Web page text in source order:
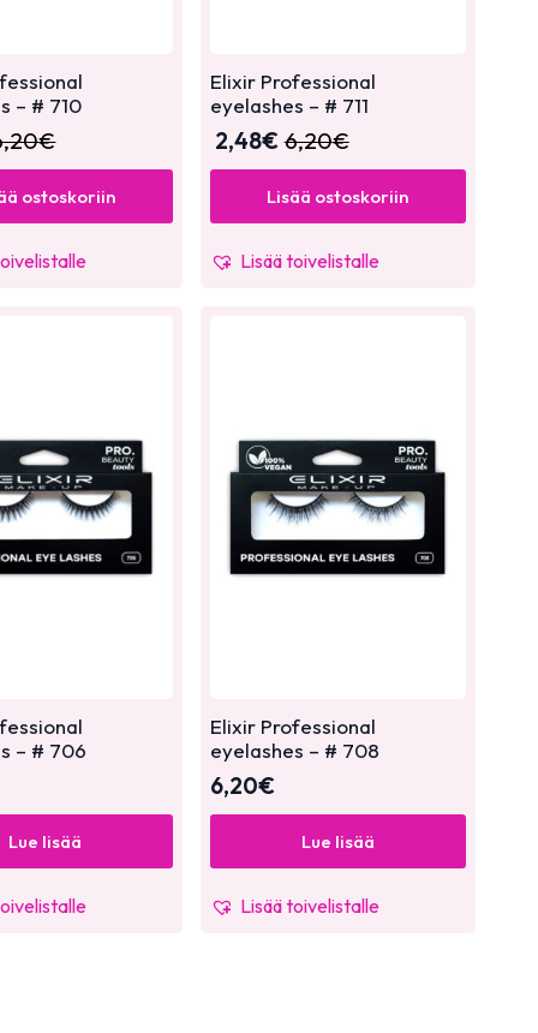
– # 710
€
ostoskoriin
Elixir Professional
eyelashes – # 711
6,20€
2,48€
Lisää ostoskoriin
Lisää toivelistalle
– # 706
Lue lisää
Elixir Professional
eyelashes – # 708
6,20€
Lue lisää
Lisää toivelistalle